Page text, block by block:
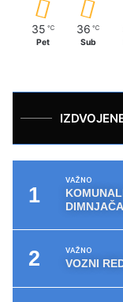
35 ℃
Pet
36 ℃
Sub
VAŽNO
VAŽNO
VOZNI